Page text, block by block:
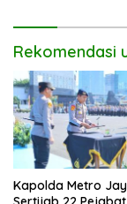
Rekomendasi
Kapolda Metro